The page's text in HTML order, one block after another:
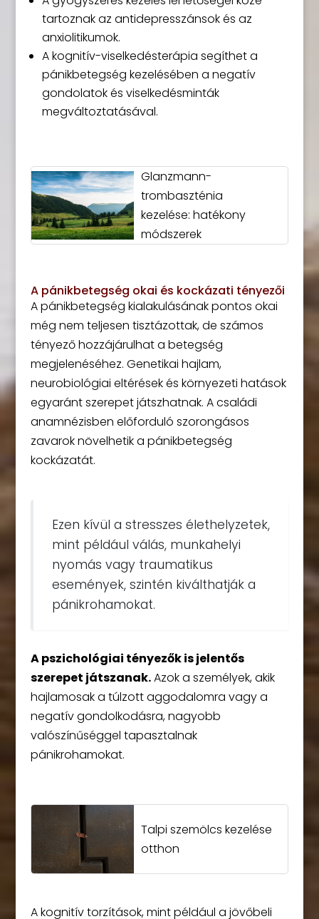
tartoznak az antidepresszánsok és az
anxiolitikumok.
A kognitív-viselkedésterápia segíthet a
pánikbetegség kezelésében a negatív
gondolatok és viselkedésminták
megváltoztatásával.
Glanzmann-
trombaszténia
kezelése: hatékony
módszerek
A pánikbetegség okai és kockázati tényezői
A pánikbetegség kialakulásának pontos okai
még nem teljesen tisztázottak, de számos
tényező hozzájárulhat a betegség
megjelenéséhez. Genetikai hajlam,
neurobiológiai eltérések és környezeti hatások
egyaránt szerepet játszhatnak. A családi
anamnézisben előforduló szorongásos
zavarok növelhetik a pánikbetegség
kockázatát.
Ezen kívül a stresszes élethelyzetek,
mint például válás, munkahelyi
nyomás vagy traumatikus
események, szintén kiválthatják a
pánikrohamokat.
A pszichológiai tényezők is jelentős
szerepet játszanak.Azok a személyek, akik
hajlamosak a túlzott aggodalomra vagy a
negatív gondolkodásra, nagyobb
valószínűséggel tapasztalnak
pánikrohamokat.
Talpi szemölcs kezelése
otthon
A kognitív torzítások, mint például a jövőbeli